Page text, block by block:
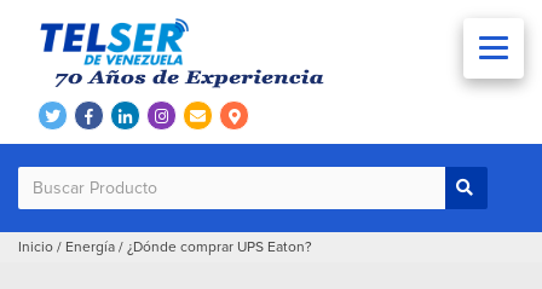
Inicio / Energía / ¿Dónde comprar UPS Eaton?